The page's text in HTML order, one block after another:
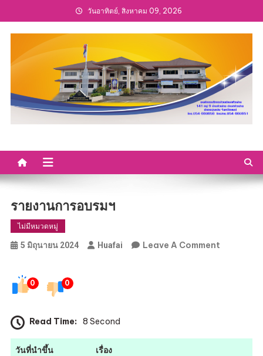
to
content
วันอาทิตย์, สิงหาคม 09, 2026
รายงานการอบรมฯ
ไม่มีหมวดหมู่
5 มิถุนายน 2024 Huafai Leave A CommentOn
0 0
Read Time: 8 Second
วันที่นำขึ้น เรื่อง